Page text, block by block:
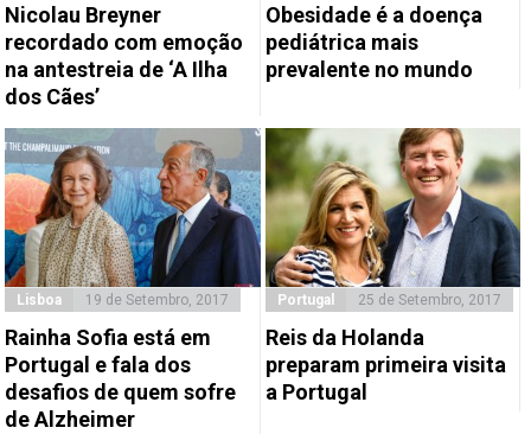
Nicolau Breyner
recordado com emoção
na antestreia de ‘A Ilha
dos Cães’
Obesidade é a doença
pediátrica mais
prevalente no mundo
Lisboa 19 de Setembro, 2017
Rainha Sofia está em
Portugal e fala dos
desafios de quem sofre
de Alzheimer
Portugal 25 de Setembro, 2017
Reis da Holanda
preparam primeira visita
a Portugal